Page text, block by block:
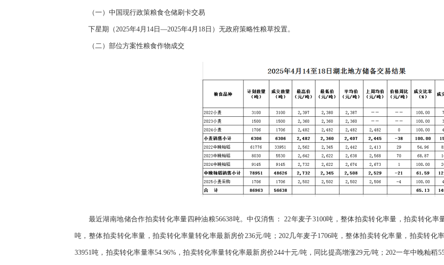
（一）中国现行政策粮食仓储刷卡交易
下星期（2025年4月14日—2025年4月18日）无政府策略性粮草投置。
（二）部位方案性粮食作物成交
最近湖南地储合作拍卖转化率量四种油粮56638吨。中仅消售： 22年麦子3100吨，整体拍卖转化率量，拍卖转化率
吨，整体拍卖转化率量，拍卖转化率量转化率最新房价236元/吨；202几年麦子1706吨，整体拍卖转化率量，拍卖转化
33951吨，拍卖转化率量率54.96%，拍卖转化率量转化率最新房价244十元/吨，同比提高增涨29元/吨；202一年中晚籼稻